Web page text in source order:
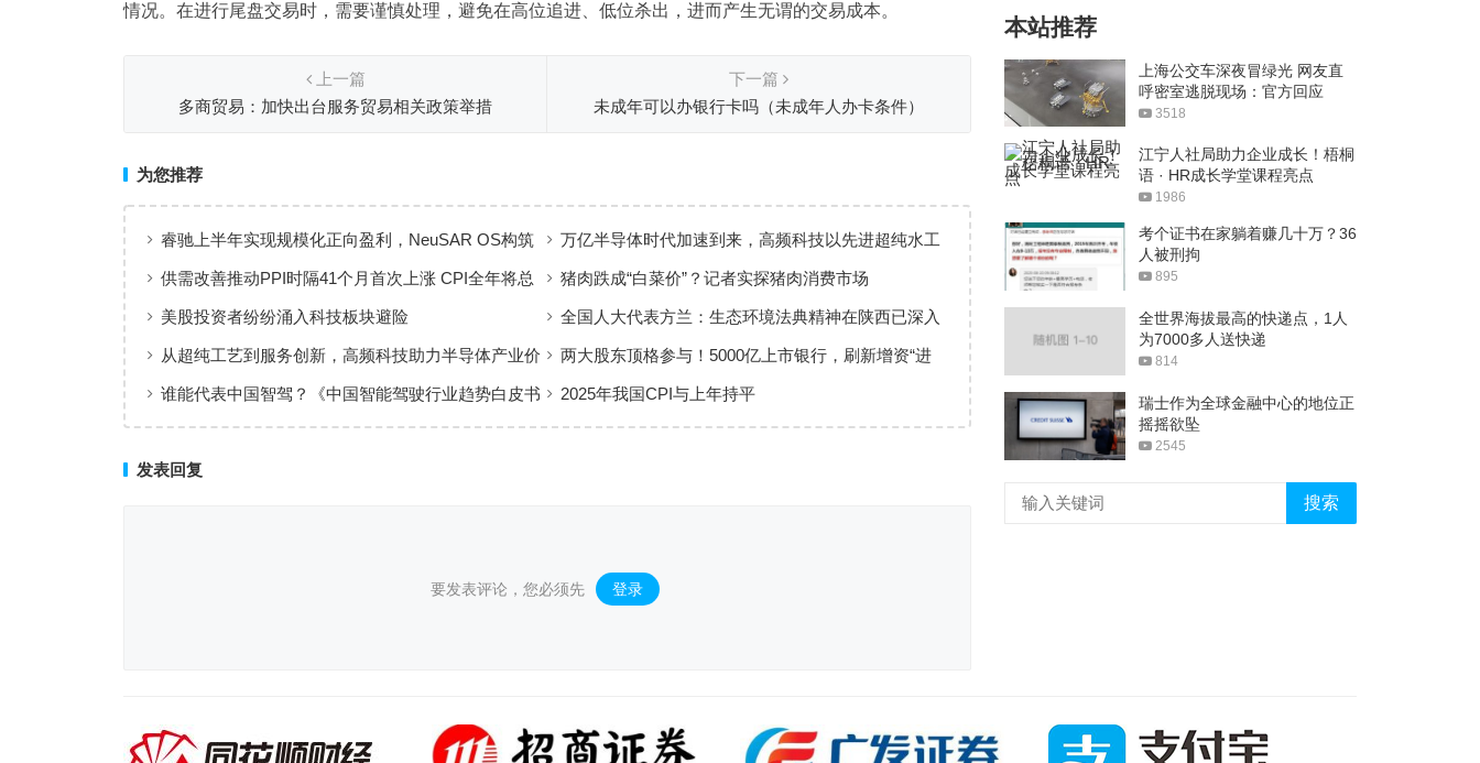
情况。在进行尾盘交易时，需要谨慎处理，避免在高位追进、低位杀出，进而产生无谓的交易成本。
上一篇
多商贸易：加快出台服务贸易相关政策举措
下一篇
未成年可以办银行卡吗（未成年人办卡条件）
为您推荐
睿驰上半年实现规模化正向盈利，NeuSAR OS构筑
智能汽车软件增长新引擎
万亿半导体时代加速到来，高频科技以先进超纯水工
艺赋能高端制造
供需改善推动PPI时隔41个月首次上涨 CPI全年将总
体保持温和上涨趋势
猪肉跌成“白菜价”？记者实探猪肉消费市场
美股投资者纷纷涌入科技板块避险
全国人大代表方兰：生态环境法典精神在陕西已深入
人心
从超纯工艺到服务创新，高频科技助力半导体产业价
值共创
两大股东顶格参与！5000亿上市银行，刷新增资“进
谁能代表中国智驾？《中国智能驾驶行业趋势白皮书
2025年我国CPI与上年持平
发表回复
要发表评论，您必须先 登录 。
本站推荐
上海公交车深夜冒绿光 网友直
呼密室逃脱现场：官方回应
3518
江宁人社局助力企业成长！梧桐
语 · HR成长学堂课程亮点
1986
考个证书在家躺着赚几十万？36
人被刑拘
895
全世界海拔最高的快递点，1人
为7000多人送快递
814
瑞士作为全球金融中心的地位正
摇摇欲坠
2545
搜索